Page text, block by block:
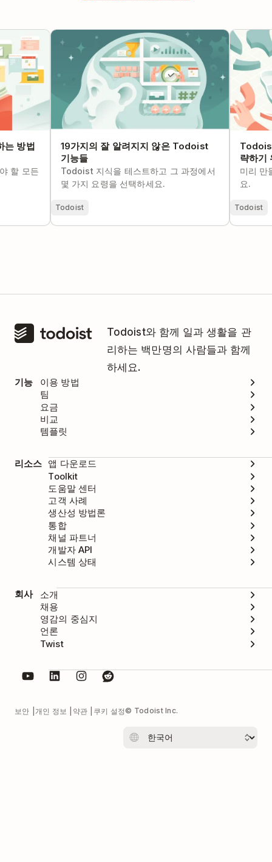
방법 – 완
는 방법
할 모든
19가지의 잘 알려지지 않은 Todoist 기능
19가지의 잘 알려지지 않은 Todoist
기능들
Todoist 지식을 테스트하고 그 과정에서
몇 가지 요령을 선택하세요.
Todoist
Todoist
기 위한
략하기
미리 만
요.
Todoist
Todoist와 함께 일과 생활을 관
리하는 백만명의 사람들과 함께
하세요.
기능
이용 방법
팀
요금
비교
템플릿
리소스 앱 다운로드
Toolkit
도움말 센터
고객 사례
생산성 방법론
통합
채널 파트너
개발자 API
시스템 상태
회사
소개
채용
영감의 중심지
언론
Twist
보안 개인 정보 약관 쿠키 설정© Todoist Inc.